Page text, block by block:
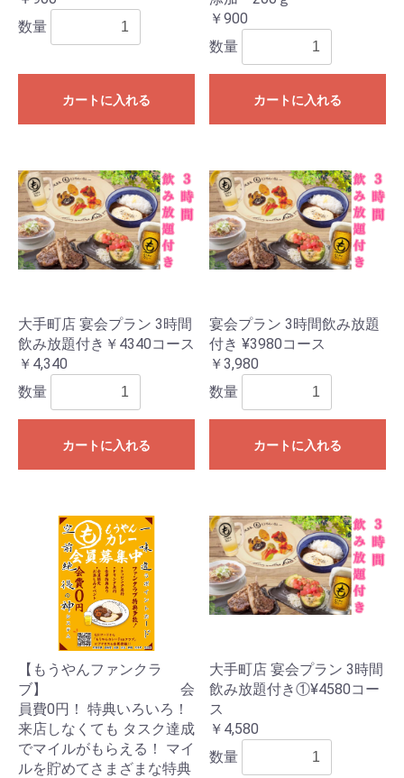
数量
カートに入れる
￥900
数量
カートに入れる
大手町店 宴会プラン 3時間
飲み放題付き￥4340コース
￥4,340
数量
カートに入れる
宴会プラン 3時間飲み放題
付き ¥3980コース
￥3,980
数量
カートに入れる
【もうやんファンクラ
ブ】 会
員費0円！ 特典いろいろ！
来店しなくても タスク達成
でマイルがもらえる！ マイ
ルを貯めてさまざまな特典
大手町店 宴会プラン 3時間
飲み放題付き①¥4580コー
ス
￥4,580
数量